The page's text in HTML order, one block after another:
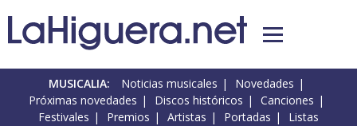
MUSICALIA: Noticias musicales
Novedades
Próximas novedades
Discos históricos
Canciones
Festivales
Premios Artistas Portadas Listas